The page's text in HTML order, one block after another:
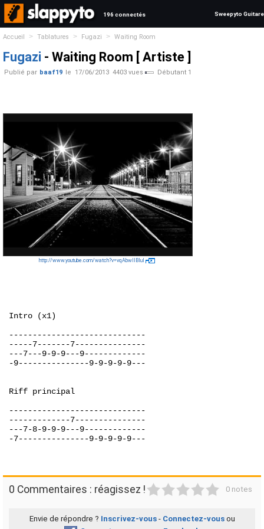
196 connectés Sweepyto Guitare
Accueil > Tablatures > Fugazi > Waiting Room
Fugazi - Waiting Room [ Artiste ]
Publié par baaf19 le 17/06/2013 4403 vues Débutant 1
http://www.youtube.com/watch?v=vqAbwIlBluI
Intro (x1)
-----------------------------
-----7-------7---------------
---7---9-9-9---9-------------
-9---------------9-9-9-9-9---
Riff principal
-----------------------------
-------------7---------------
---7-8-9-9-9---9-------------
-7---------------9-9-9-9-9---
0 Commentaires : réagissez ! 0 notes
Envie de répondre ? Inscrivez-vous- Connectez-vousou